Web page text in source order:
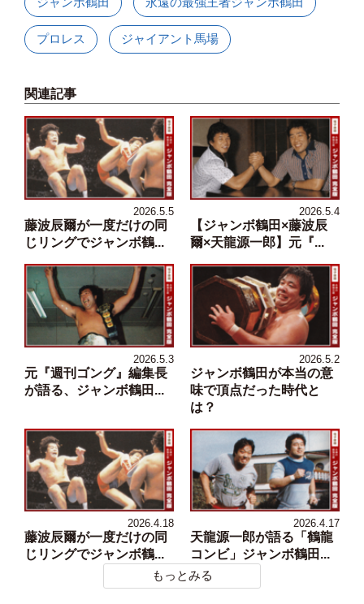
プロレス ジャイアント馬場
関連記事
2026.5.5
藤波辰爾が一度だけの同
じリングでジャンボ鶴...
2026.5.4
【ジャンボ鶴田×藤波辰
爾×天龍源一郎】元『...
2026.5.3
元『週刊ゴング』編集長
が語る、ジャンボ鶴田...
2026.5.2
ジャンボ鶴田が本当の意
味で頂点だった時代と
は？
2026.4.18
藤波辰爾が一度だけの同
じリングでジャンボ鶴...
2026.4.17
天龍源一郎が語る「鶴龍
コンビ」ジャンボ鶴田...
もっとみる